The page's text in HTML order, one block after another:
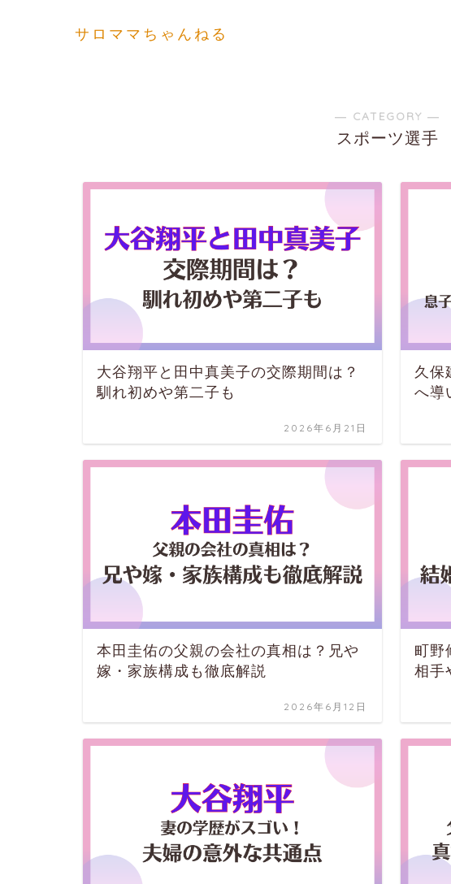
サロママちゃんねる
― CATEGORY ―
スポーツ選手
大谷翔平と田中真美子の交際期間は？
馴れ初めや第二子も
2026年6月21日
久保
へ導
本田圭佑の父親の会社の真相は？兄や
嫁・家族構成も徹底解説
2026年6月12日
町野
相手